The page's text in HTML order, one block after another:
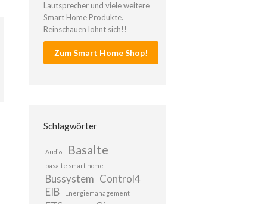
Lautsprecher und viele weitere
Smart Home Produkte.
Reinschauen lohnt sich!!
Zum Smart Home Shop!
Schlagwörter
Audio Basalte
basalte smart home
Bussystem Control4
EIB
Energiemanagement